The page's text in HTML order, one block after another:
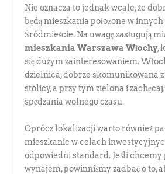
Nie oznacza to jednak wcale, że
będą mieszkania położone w
Śródmieście. Na uwagę zasługują
mieszkania Warszawa Włochy,
się dużym zainteresowaniem.
dzielnica, dobrze skomunikowana
stolicy, a przy tym zielona i
spędzania wolnego czasu.
Oprócz lokalizacji warto również
mieszkanie w celach
odpowiedni standard. Jeśli chcemy
wynajem, powinniśmy zadbać o to,